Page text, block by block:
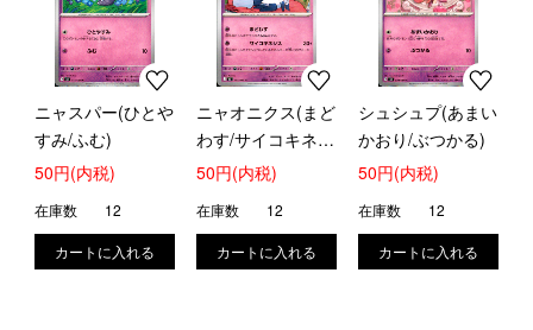
ニャスパー(ひとや
すみ/ふむ)
50円(内税)
在庫数 12
ニャオニクス(まど
わす/サイコキネシ
ス)
50円(内税)
在庫数 12
シュシュプ(あまい
かおり/ぶつかる)
50円(内税)
在庫数 12